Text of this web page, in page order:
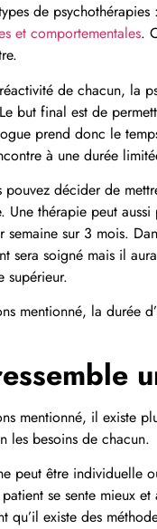
de
et comportementales.
de chacun, la
but final est de
prend donc le
à une durée
pouvez décider de
Une thérapie peut
semaine sur 3 mois.
sera soigné mais il
supérieur.
mentionné, la durée
mentionné, il existe
les besoins de chacun.
peut être individuelle
se sente mieux
qu’il existe des